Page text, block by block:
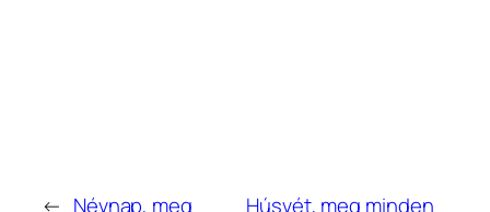
← Névnap, meg
Húsvét, meg minden